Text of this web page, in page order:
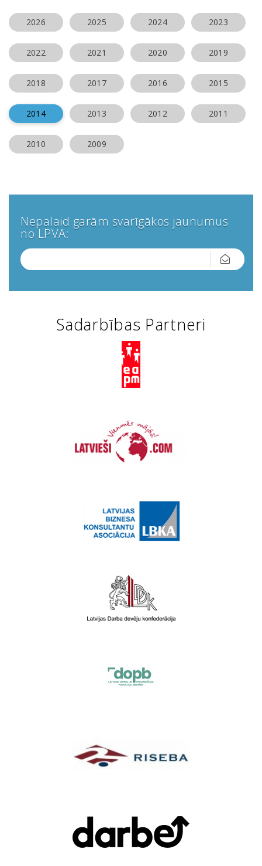
2026 2025 2024 2023
2022 2021 2020 2019
2018 2017 2016 2015
2014 2013 2012 2011
2010 2009
Nepalaid garām svarīgākos jaunumus
no LPVA:
Sadarbības Partneri